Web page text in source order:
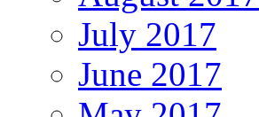
July 2017
June 2017